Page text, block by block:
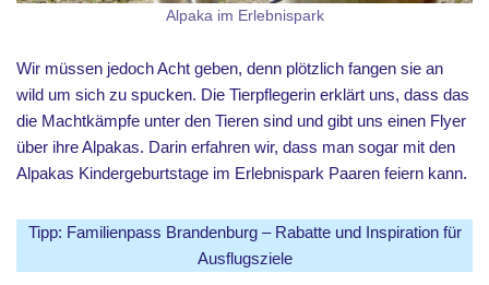
Alpaka im Erlebnispark
Wir müssen jedoch Acht geben, denn plötzlich fangen sie an
wild um sich zu spucken. Die Tierpflegerin erklärt uns, dass das
die Machtkämpfe unter den Tieren sind und gibt uns einen Flyer
über ihre Alpakas. Darin erfahren wir, dass man sogar mit den
Alpakas Kindergeburtstage im Erlebnispark Paaren feiern kann.
Tipp: Familienpass Brandenburg – Rabatte und Inspiration für
Ausflugsziele